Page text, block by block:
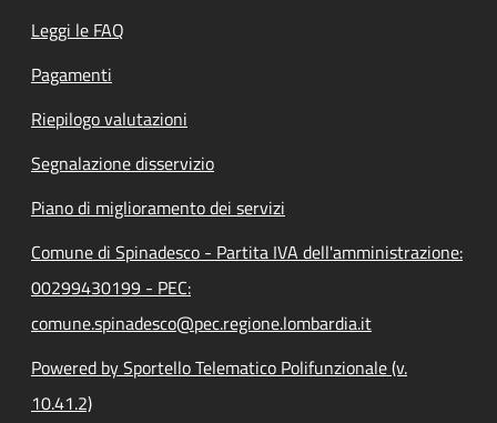
Leggi le FAQ
Pagamenti
Riepilogo valutazioni
Segnalazione disservizio
Piano di miglioramento dei servizi
Comune di Spinadesco - Partita IVA dell'amministrazione:
00299430199 - PEC:
comune.spinadesco@pec.regione.lombardia.it
Powered by Sportello Telematico Polifunzionale (v.
10.41.2)